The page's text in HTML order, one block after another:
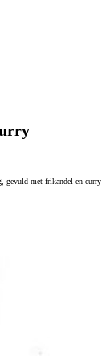
gevuld met frikandel en curry